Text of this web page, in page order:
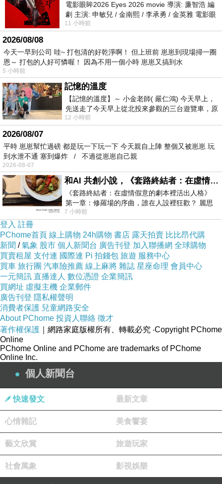
↓↓↓限量特優價格按鈕↓↓↓電影眼眸2026 Eyes 2026 movie 導演: 廉智浩 編
劇 主演: 申敏兒 / 金南熙 / 李承勇 / 金英雅 電影眼
眸2026描述攝影師徐珍因遺
11 小時前
2026/08/08
今天一早到公司 哇~ 打包清的好乾淨啊！ 但上班前 崽崽到現場掃一圈
恩～ 打包的人好可憐喔！ 因為不用一個小時 崽崽又搞到水
5 小時前
記憶的溫度
【記憶的溫度】～ 小金老師( 嚴仁鴻) 今天早上，
先送走了今天早上從北投來參觀的三台遊覽車，原
以為展場已經差不多要安靜下來，卻發
12 小時前
2026/08/07
平時 崽崽幫忙過磅 都是玩一下玩一下 今天親自上陣 整個又被崽崽 玩
到水泄不通 塞到爆炸 / 不過從崽崽自己親
2026-08-07
和AI 共創小說，《套路終結者：在虛情假意的劇本裡活出人格》
《套路終結者：在虛情假意的劇本裡活出人格》
第一章：修羅場的序曲，誰在人設裡狂歡？ 麗思
卡爾頓酒店的總統套房內，燈光昏
7 小時前
登入 註冊
PChome首頁 線上購物 24h購物 書店 露天拍賣 比比昂代購
新聞 /氣象 股市 個人新聞台 廣告刊登 加入聯播網 全球購物
買賣租屋 支付連 國際連 Pi 拍錢包 旅遊 服務中心
買車 旅行團 汽車險推薦 線上麻將 雜誌 星座命理 會員中心
一元簡訊 直播達人 數位憑證 企業簡訊
買網址 虛擬主機 企業郵件
廣告刊登 隱私權聲明
消費者保護 兒童網路安全
About PChome 投資人聯絡 徵才
著作權保護 ｜網路家庭版權所有、轉載必究 ‧Copyright PChome
Online
PChome Online and PChome are trademarks of PChome
Online Inc.
個人新聞台
快速發文 最新文章
心情雜記 美食饗宴
藝文欣賞 旅遊玩家
社會萬象 影視娛樂